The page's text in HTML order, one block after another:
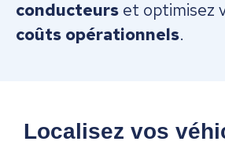
conducteurs et optimisez
coûts opérationnels.
Localisez vos